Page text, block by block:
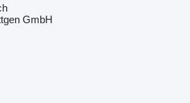
GmbH